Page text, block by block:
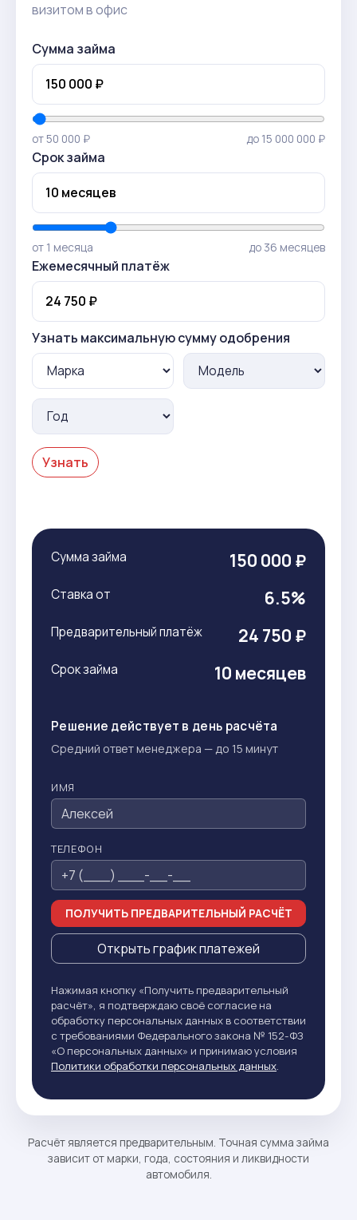
визитом в офис
Сумма займа
от 50 000 ₽ до 15 000 000 ₽
Срок займа
от 1 месяца до 36 месяцев
Ежемесячный платёж
Узнать максимальную сумму одобрения
Узнать
Сумма займа 150 000 ₽
Ставка от 6.5%
Предварительный платёж 24 750 ₽
Срок займа 10 месяцев
Решение действует в день расчёта
Средний ответ менеджера — до 15 минут
ИМЯ
ТЕЛЕФОН
ПОЛУЧИТЬ ПРЕДВАРИТЕЛЬНЫЙ РАСЧЁТ
Открыть график платежей
Нажимая кнопку «Получить предварительный
расчёт», я подтверждаю своё согласие на
обработку персональных данных в соответствии
с требованиями Федерального закона № 152-ФЗ
«О персональных данных» и принимаю условия
Политики обработки персональных данных.
Расчёт является предварительным. Точная сумма займа
зависит от марки, года, состояния и ликвидности
автомобиля.